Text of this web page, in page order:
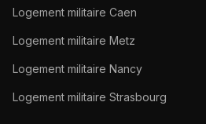
Logement militaire Caen
Logement militaire Metz
Logement militaire Nancy
Logement militaire Strasbourg